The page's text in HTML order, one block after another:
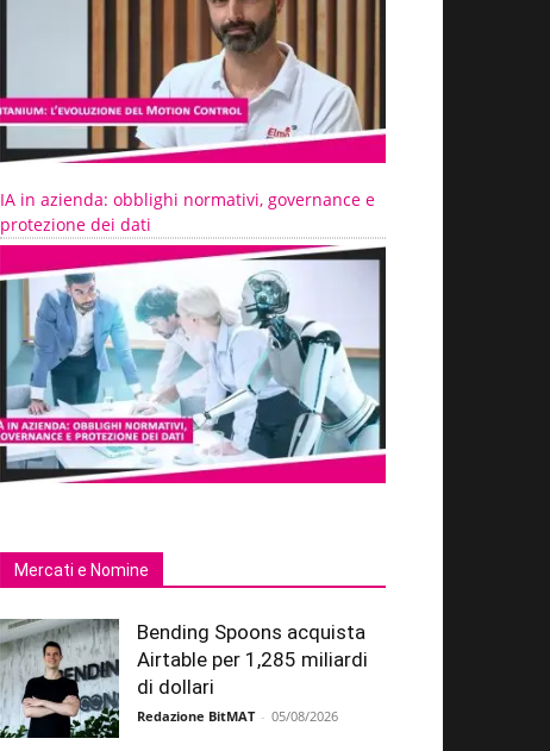
IA in azienda: obblighi normativi, governance e
protezione dei dati
Mercati e Nomine
Bending Spoons acquista
Airtable per 1,285 miliardi
di dollari
Redazione BitMAT - 05/08/2026